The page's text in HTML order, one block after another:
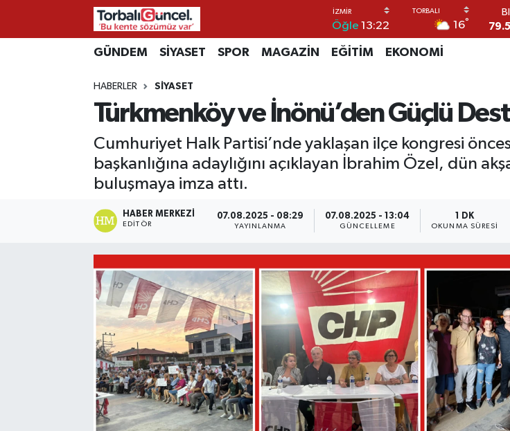
Öğle 13:22 16°
GÜNDEM SİYASET SPOR MAGAZİN EĞİTİM EKONOMİ
HABERLER SİYASET
Türkmenköy ve İnönü’den Güçlü
Cumhuriyet Halk Partisi’nde yaklaşan ilçe kongresi
başkanlığına adaylığını açıklayan İbrahim Özel, dün
buluşmaya imza attı.
HABER MERKEZI
EDITÖR
07.08.2025 - 08:29
YAYINLANMA
07.08.2025 - 13:04
GÜNCELLEME
1 DK
OKUNMA SÜRESI
İzmir Nöbetçi Eczaneler
İzmir Hava Durumu
İzmir Namaz Vakitleri
İzmir Trafik Yoğunluk Haritası
Süper Lig Puan Durumu ve Fikstür
Tüm Manşetler
Haber Arşivi